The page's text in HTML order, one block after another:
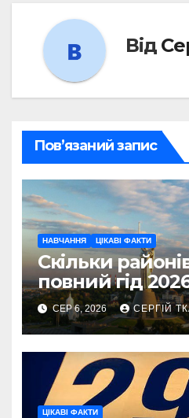
Від
Пов’язаний запис
НАВЧАННЯ ЦІКАВІ ФАКТИ
Скільки
повний гід
СЕР 6, 2026 СЕРГІЙ
ЦІКАВІ ФАКТИ